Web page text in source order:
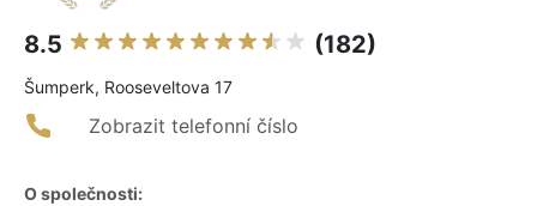
8.5 (182)
Šumperk, Rooseveltova 17
Zobrazit telefonní číslo
O společnosti: